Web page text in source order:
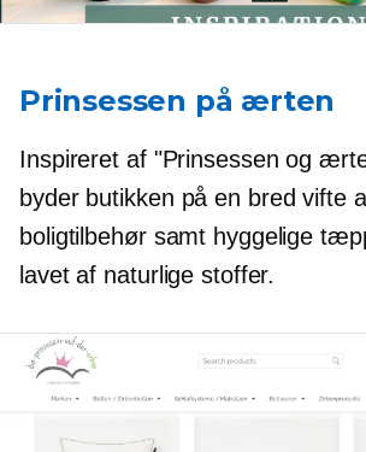
Prinsessen på ærten
Inspireret af "Prinsessen og
byder butikken på en bred vifte
boligtilbehør samt hyggelige
lavet af naturlige stoffer.